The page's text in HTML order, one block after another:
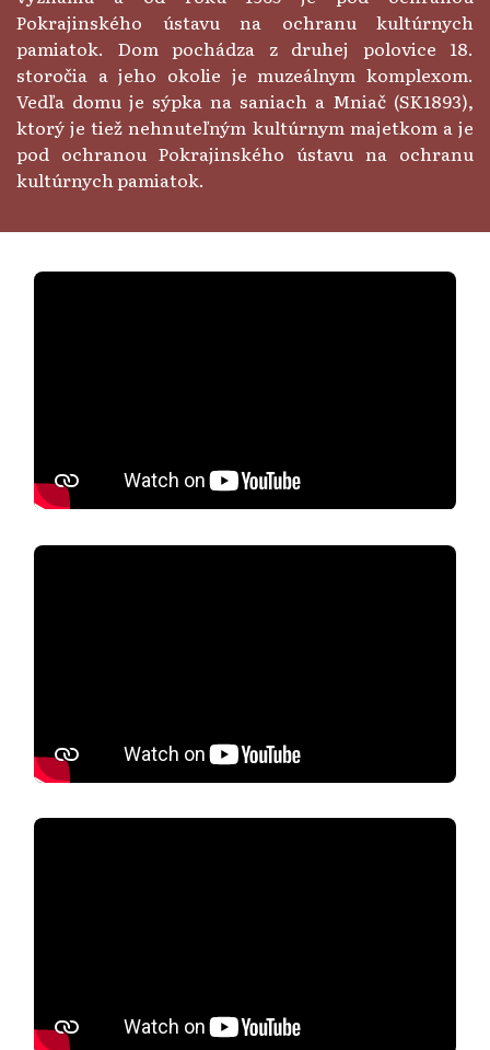
Pokrajinského ústavu na ochranu kultúrnych
pamiatok. Dom pochádza z druhej polovice 18.
storočia a jeho okolie je muzeálnym komplexom.
Vedľa domu je sýpka na saniach a Mniač (SK1893),
ktorý je tiež nehnuteľným kultúrnym majetkom a je
pod ochranou Pokrajinského ústavu na ochranu
kultúrnych pamiatok.